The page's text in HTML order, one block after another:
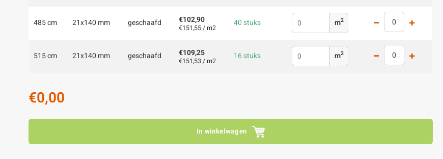
485 cm 21x140 mm geschaafd €102,90
€151,55 / m2 40 stuks m2
515 cm 21x140 mm geschaafd €109,25
€151,53 / m2 16 stuks m2
€0,00
In winkelwagen